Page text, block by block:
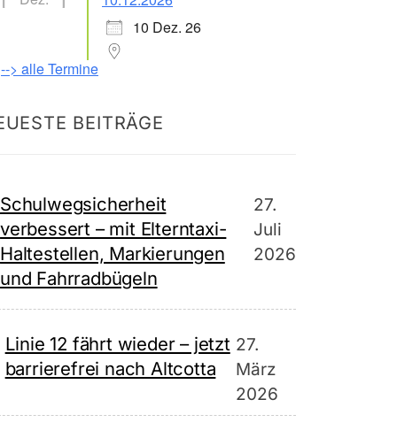
10 Dez. 26
--> alle Termine
BEITRÄGE
Schulwegsicherheit
verbessert – mit Elterntaxi-
Haltestellen, Markierungen
und Fahrradbügeln
27.
Juli
2026
Linie 12 fährt wieder – jetzt
barrierefrei nach Altcotta
27.
März
2026